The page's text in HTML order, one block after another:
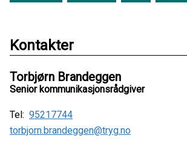
Kontakter
Torbjørn Brandeggen
Senior kommunikasjonsrådgiver
Tel: 95217744
torbjorn.brandeggen@tryg.no